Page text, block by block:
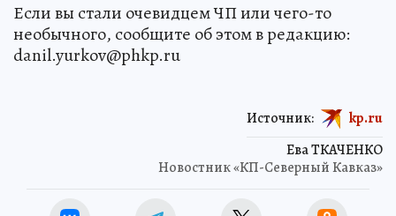
Если вы стали очевидцем ЧП или чего-то
необычного, сообщите об этом в редакцию:
danil.yurkov@phkp.ru
Ева ТКАЧЕНКО
Новостник «КП-Северный Кавказ»
Источник: kp.ru